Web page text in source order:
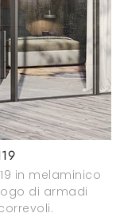
in melaminico
di armadi